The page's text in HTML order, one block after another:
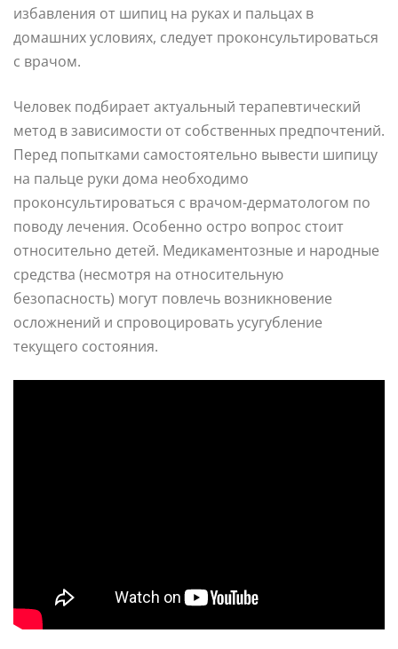
избавления от шипиц на руках и пальцах в
домашних условиях, следует проконсультироваться
с врачом.
Человек подбирает актуальный терапевтический
метод в зависимости от собственных предпочтений.
Перед попытками самостоятельно вывести шипицу
на пальце руки дома необходимо
проконсультироваться с врачом-дерматологом по
поводу лечения. Особенно остро вопрос стоит
относительно детей. Медикаментозные и народные
средства (несмотря на относительную
безопасность) могут повлечь возникновение
осложнений и спровоцировать усугубление
текущего состояния.